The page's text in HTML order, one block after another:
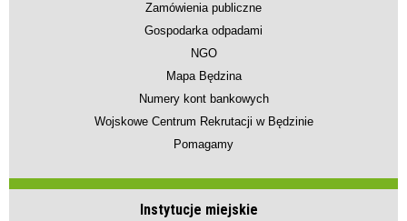
Zamówienia publiczne
Gospodarka odpadami
NGO
Mapa Będzina
Numery kont bankowych
Wojskowe Centrum Rekrutacji w Będzinie
Pomagamy
Instytucje miejskie